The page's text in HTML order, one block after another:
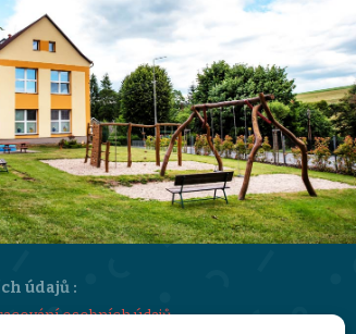
údajů :
osobních údajů